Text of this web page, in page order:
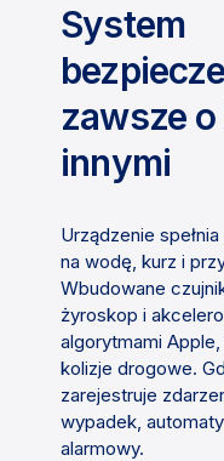
System
zawsze
innymi
Urządzenie
na wodę, kurz i
Wbudowane
żyroskop i
algorytmami
kolizje drogowe.
zarejestruje
wypadek,
alarmowy.